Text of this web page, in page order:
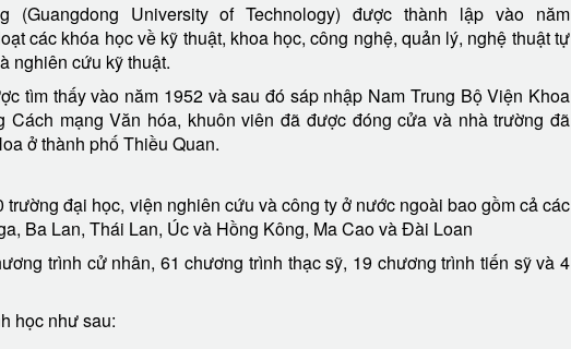
University of Technology) được thành lập vào năm
các khóa học về kỹ thuật, khoa học, công nghệ, quản lý, nghệ thuật tự
nghiên cứu kỹ thuật.
tìm thấy vào năm 1952 và sau đó sáp nhập Nam Trung Bộ Viện Khoa
Cách mạng Văn hóa, khuôn viên đã được đóng cửa và nhà trường đã
ở thành phố Thiều Quan.
đại học, viện nghiên cứu và công ty ở nước ngoài bao gồm cả các
Ba Lan, Thái Lan, Úc và Hồng Kông, Ma Cao và Đài Loan
trình cử nhân, 61 chương trình thạc sỹ, 19 chương trình tiến sỹ và 4
học như sau: